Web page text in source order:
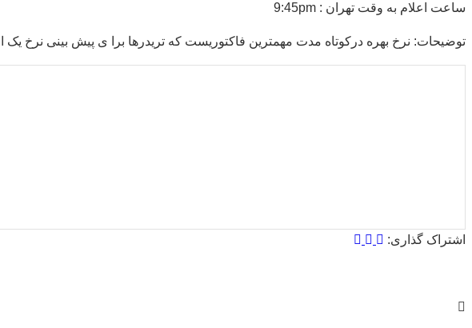
ساعت اعلام به وقت تهران : 9:45pm
توضیحات: نرخ بهره درکوتاه مدت مهمترین فاکتوریست که تریدرها برا ی پیش بینی نرخ یک
اشتراک گذاری: